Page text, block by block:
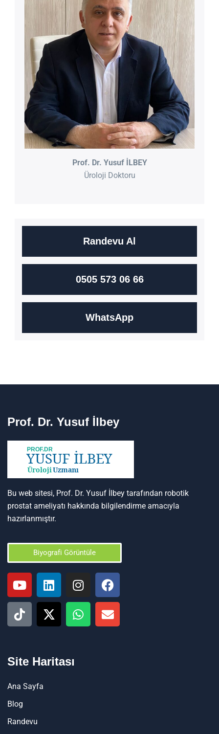
Prof. Dr. Yusuf İLBEY
Üroloji Doktoru
Randevu Al
0505 573 06 66
WhatsApp
Prof. Dr. Yusuf İlbey
Bu web sitesi, Prof. Dr. Yusuf İlbey tarafından robotik
prostat ameliyatı hakkında bilgilendirme amacıyla
hazırlanmıştır.
Biyografi Görüntüle
Site Haritası
Ana Sayfa
Blog
Randevu